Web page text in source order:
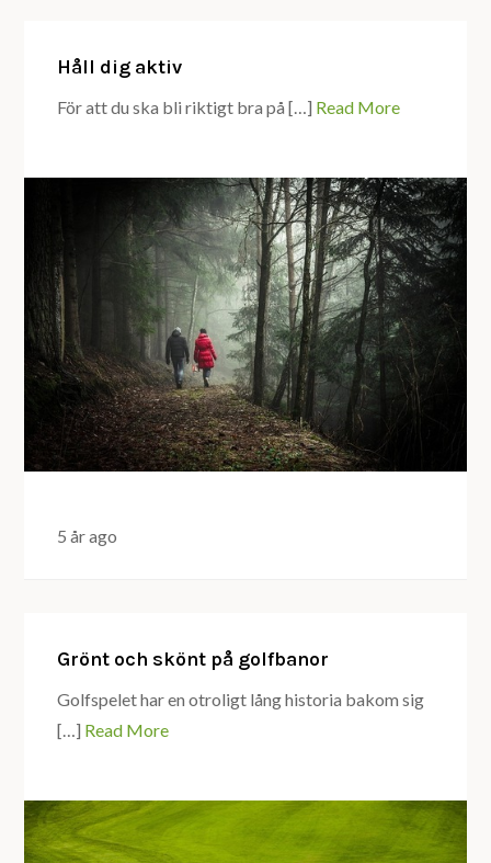
Håll dig aktiv
För att du ska bli riktigt bra på […] Read More
5 år ago
Grönt och skönt på golfbanor
Golfspelet har en otroligt lång historia bakom sig
[…] Read More